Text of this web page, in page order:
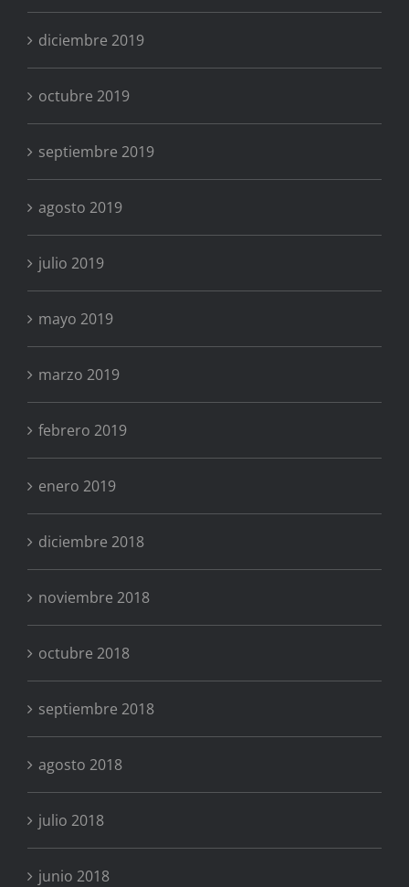
diciembre 2019
octubre 2019
septiembre 2019
agosto 2019
julio 2019
mayo 2019
marzo 2019
febrero 2019
enero 2019
diciembre 2018
noviembre 2018
octubre 2018
septiembre 2018
agosto 2018
julio 2018
junio 2018